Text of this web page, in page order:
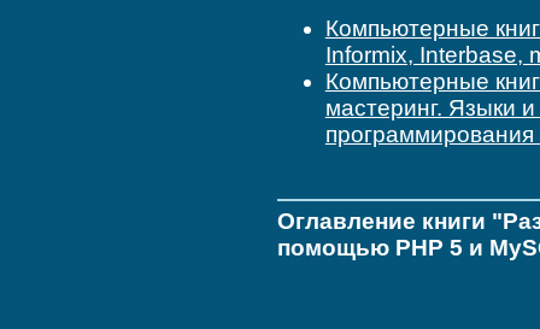
Компьютерные
Informix, Interbase,
Компьютерные
мастеринг. Языки
Оглавление книги
помощью PHP 5 и